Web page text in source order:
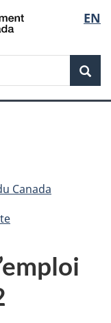
de
la
EN
Canada